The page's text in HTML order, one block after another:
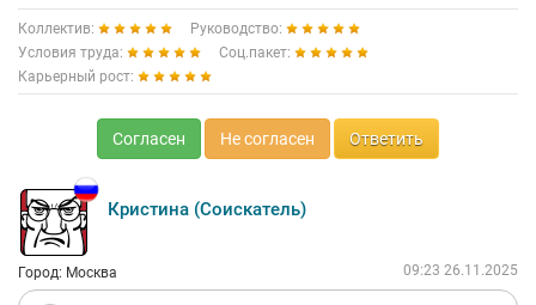
Коллектив:
Руководство:
Условия труда:
Соц.пакет:
Карьерный рост:
Согласен Не согласен Ответить
Кристина (Соискатель)
Город: Москва 09:23 26.11.2025